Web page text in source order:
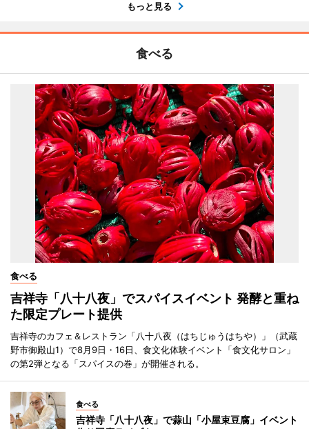
もっと見る
食べる
食べる
吉祥寺「八十八夜」でスパイスイベント 発酵と重ね
た限定プレート提供
吉祥寺のカフェ＆レストラン「八十八夜（はちじゅうはちや）」（武蔵
野市御殿山1）で8月9日・16日、食文化体験イベント「食文化サロン」
の第2弾となる「スパイスの巻」が開催される。
食べる
吉祥寺「八十八夜」で蒜山「小屋束豆腐」イベント